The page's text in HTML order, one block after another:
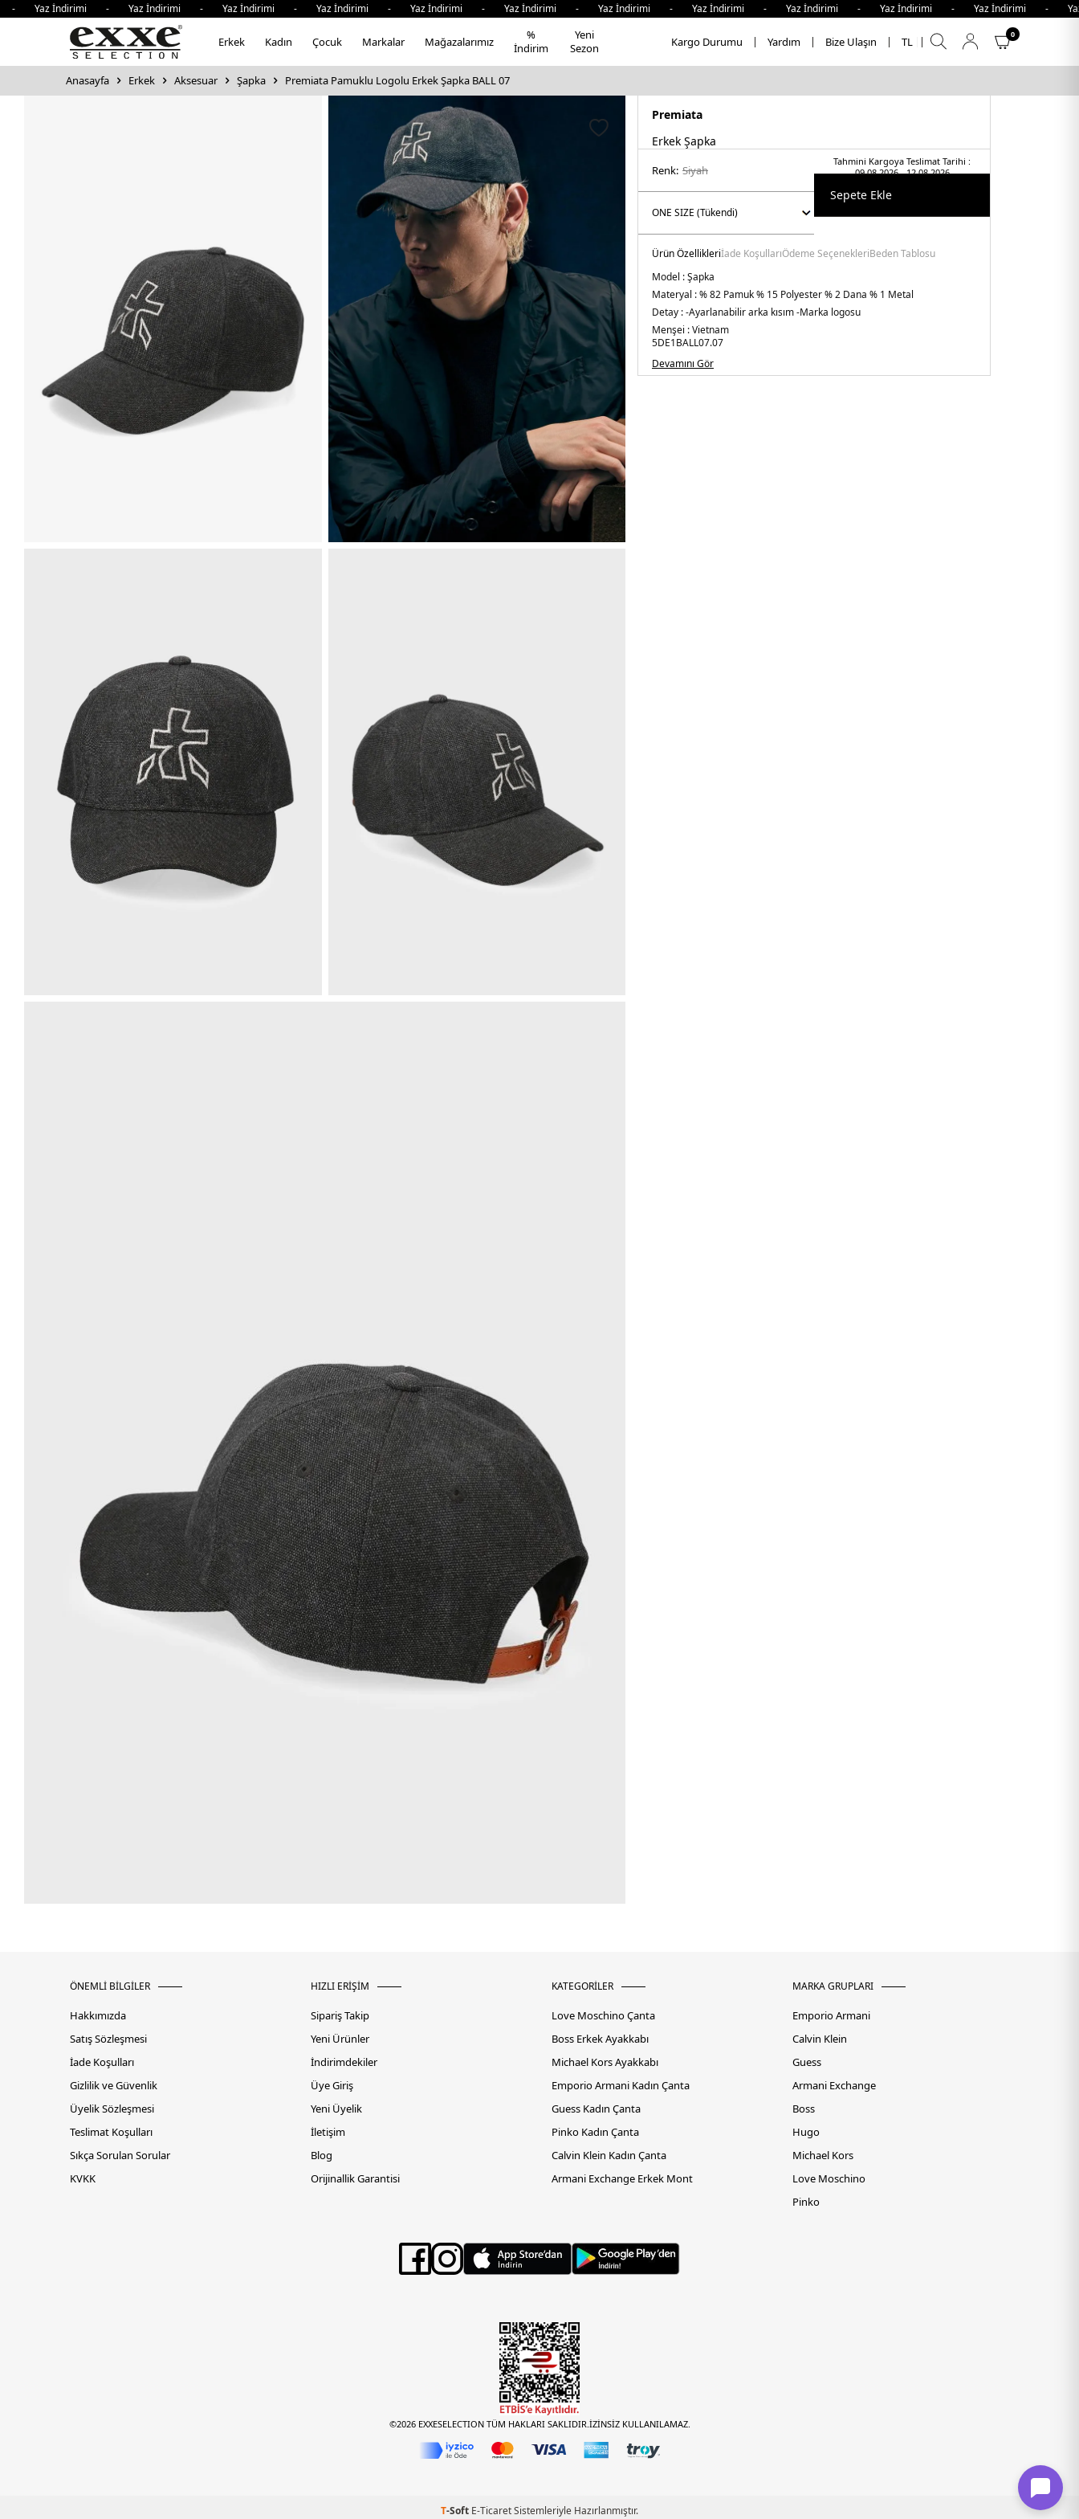
İndirimi - Yaz İndirimi - Yaz İndirimi - Yaz İndirimi - Yaz İndirimi - Yaz İndirimi - Yaz İndirimi - Yaz İndirimi - Yaz İndirimi - Yaz İndirimi - Yaz İndirimi
Erkek Kadın Çocuk Markalar Mağazalarımız
%
İndirim
Yeni
Sezon
Kargo Durumu Yardım Bize Ulaşın TL
0
Anasayfa Erkek Aksesuar Şapka Premiata Pamuklu Logolu Erkek Şapka BALL 07
Premiata
Erkek Şapka
Tahmini Kargoya Teslimat Tarihi :
09.08.2026 - 12.08.2026
Renk: si̇yah
Sepete Ekle
Ürün Özellikleriİade KoşullarıÖdeme SeçenekleriBeden Tablosu
Model :Şapka
Materyal :% 82 Pamuk % 15 Polyester % 2 Dana % 1 Metal
Detay :-Ayarlanabilir arka kısım-Marka logosu
Menşei :Vietnam
5DE1BALL07.07
Devamını Gör
ÖNEMLİ BİLGİLER
Hakkımızda
Satış Sözleşmesi
İade Koşulları
Gizlilik ve Güvenlik
Üyelik Sözleşmesi
Teslimat Koşulları
Sıkça Sorulan Sorular
KVKK
HIZLI ERİŞİM
Sipariş Takip
Yeni Ürünler
İndirimdekiler
Üye Giriş
Yeni Üyelik
İletişim
Blog
Orijinallik Garantisi
KATEGORİLER
Love Moschino Çanta
Boss Erkek Ayakkabı
Michael Kors Ayakkabı
Emporio Armani Kadın Çanta
Guess Kadın Çanta
Pinko Kadın Çanta
Calvin Klein Kadın Çanta
Armani Exchange Erkek Mont
MARKA GRUPLARI
Emporio Armani
Calvin Klein
Guess
Armani Exchange
Boss
Hugo
Michael Kors
Love Moschino
Pinko
©2026 EXXESELECTION TÜM HAKLARI SAKLIDIR.İZİNSİZ KULLANILAMAZ.
T-Soft E-TicaretSistemleriyle Hazırlanmıştır.